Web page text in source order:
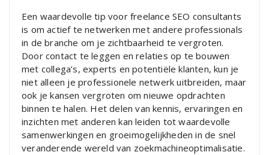
Een waardevolle tip voor freelance SEO consultants
is om actief te netwerken met andere professionals
in de branche om je zichtbaarheid te vergroten.
Door contact te leggen en relaties op te bouwen
met collega’s, experts en potentiële klanten, kun je
niet alleen je professionele netwerk uitbreiden, maar
ook je kansen vergroten om nieuwe opdrachten
binnen te halen. Het delen van kennis, ervaringen en
inzichten met anderen kan leiden tot waardevolle
samenwerkingen en groeimogelijkheden in de snel
veranderende wereld van zoekmachineoptimalisatie.